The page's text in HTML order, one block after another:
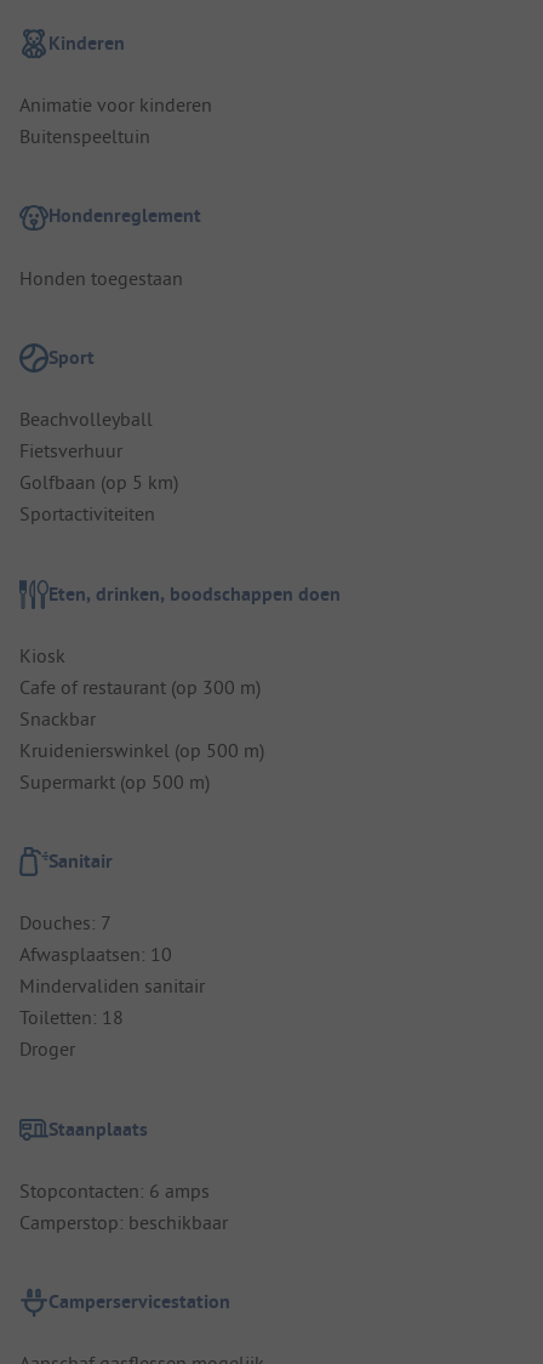
Kinderen
Animatie voor kinderen
Buitenspeeltuin
Hondenreglement
Honden toegestaan
Sport
Beachvolleyball
Fietsverhuur
Golfbaan (op 5 km)
Sportactiviteiten
Eten, drinken, boodschappen doen
Kiosk
Cafe of restaurant (op 300 m)
Snackbar
Kruidenierswinkel (op 500 m)
Supermarkt (op 500 m)
Sanitair
Douches: 7
Afwasplaatsen: 10
Mindervaliden sanitair
Toiletten: 18
Droger
Staanplaats
Stopcontacten: 6 amps
Camperstop: beschikbaar
Camperservicestation